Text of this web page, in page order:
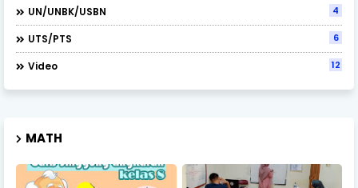
UN/UNBK/USBN 4
UTS/PTS 6
Video 12
MATH